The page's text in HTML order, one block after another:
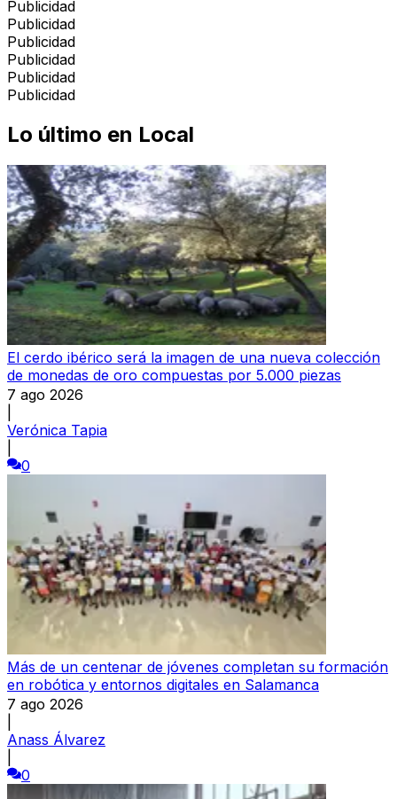
Publicidad
Publicidad
Publicidad
Publicidad
Publicidad
Publicidad
Lo último en Local
El cerdo ibérico será la imagen de una nueva colección
de monedas de oro compuestas por 5.000 piezas
7 ago 2026
Verónica Tapia
0
Más de un centenar de jóvenes completan su formación
en robótica y entornos digitales en Salamanca
7 ago 2026
Anass Álvarez
0